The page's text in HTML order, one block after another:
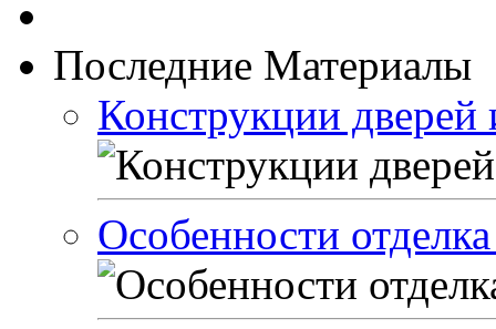
Последние Материалы
Конструкции дверей
Особенности